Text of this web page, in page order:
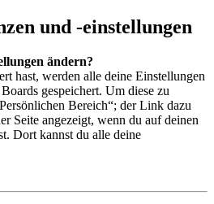
und -einstellungen
ändern?
hast, werden alle deine Einstellungen
gespeichert. Um diese zu
Bereich“; der Link dazu
Seite angezeigt, wenn du auf deinen
Dort kannst du alle deine